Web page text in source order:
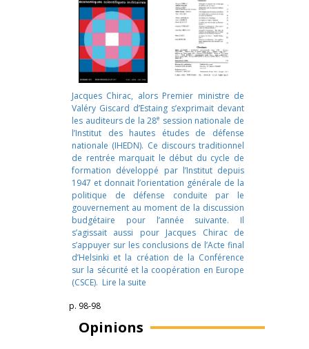
Jacques Chirac, alors Premier ministre de
Valéry Giscard d’Estaing s’exprimait devant
les auditeurs de la 28e session nationale de
l’Institut des hautes études de défense
nationale (IHEDN). Ce discours traditionnel
de rentrée marquait le début du cycle de
formation développé par l’Institut depuis
1947 et donnait l’orientation générale de la
politique de défense conduite par le
gouvernement au moment de la discussion
budgétaire pour l’année suivante. Il
s’agissait aussi pour Jacques Chirac de
s’appuyer sur les conclusions de l’Acte final
d’Helsinki et la création de la Conférence
sur la sécurité et la coopération en Europe
(CSCE). Lire la suite
p. 98-98
Opinions